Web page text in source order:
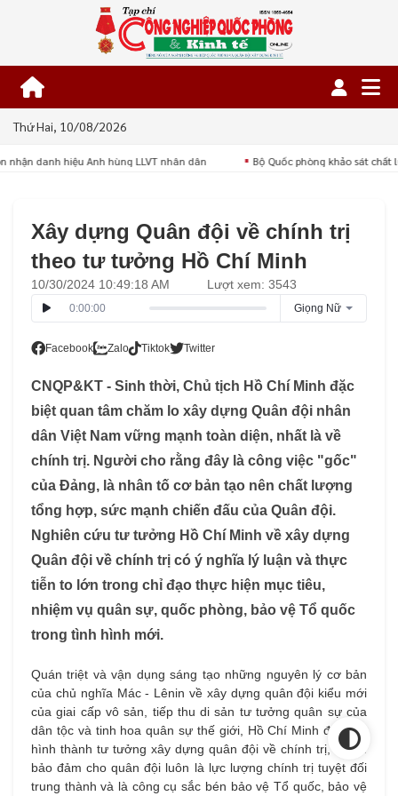
Thứ Hai, 10/08/2026
nhận danh hiệu Anh hùng LLVT nhân dân ■ Bộ Quốc phòng khảo sát
Xây dựng Quân đội về chính trị
theo tư tưởng Hồ Chí Minh
10/30/2024 10:49:18 AM
0:00:00 Giọng Nữ
Lượt xem: 3543
Facebook Zalo Tiktok Twitter
CNQP&KT - Sinh thời, Chủ tịch Hồ Chí Minh đặc
biệt quan tâm chăm lo xây dựng Quân đội nhân
dân Việt Nam vững mạnh toàn diện, nhất là về
chính trị. Người cho rằng đây là công việc "gốc"
của Đảng, là nhân tố cơ bản tạo nên chất lượng
tổng hợp, sức mạnh chiến đấu của Quân đội.
Nghiên cứu tư tưởng Hồ Chí Minh về xây dựng
Quân đội về chính trị có ý nghĩa lý luận và thực
tiễn to lớn trong chỉ đạo thực hiện mục tiêu,
nhiệm vụ quân sự, quốc phòng, bảo vệ Tổ quốc
trong tình hình mới.
Quán triệt và vận dụng sáng tạo những nguyên lý cơ bản
của chủ nghĩa Mác - Lênin về xây dựng quân đội kiểu mới
của giai cấp vô sản, tiếp thu di sản tư tưởng quân sự của
dân tộc và tinh hoa quân sự thế giới, Hồ Chí Minh đã sớm
hình thành tư tưởng xây dựng quân đội về chính trị, nhằm
bảo đảm cho quân đội luôn là lực lượng chính trị tuyệt đối
trung thành và là công cụ sắc bén bảo vệ Tổ quốc, bảo vệ